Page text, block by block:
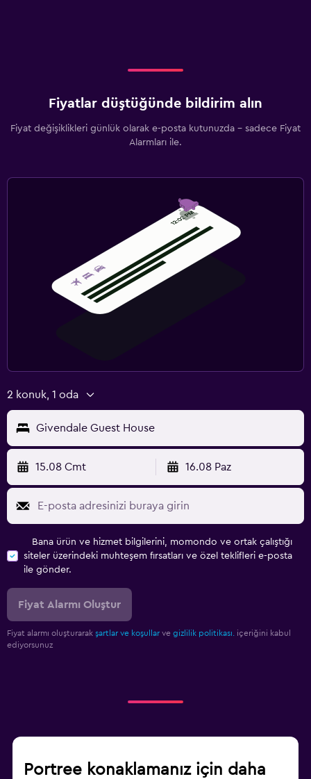
Fiyatlar düştüğünde bildirim alın
Fiyat değişiklikleri günlük olarak e-posta kutunuzda - sadece Fiyat
Alarmları ile.
2 konuk, 1 oda
Givendale Guest House
15.08 Cmt 16.08 Paz
Bana ürün ve hizmet bilgilerini, momondo ve ortak çalıştığı
siteler üzerindeki muhteşem fırsatları ve özel teklifleri e-posta
ile gönder.
Fiyat Alarmı Oluştur
Fiyat alarmı oluşturarak şartlar ve koşullar ve gizlilik politikası.
içeriğini kabul
ediyorsunuz
Portree konaklamanız için daha